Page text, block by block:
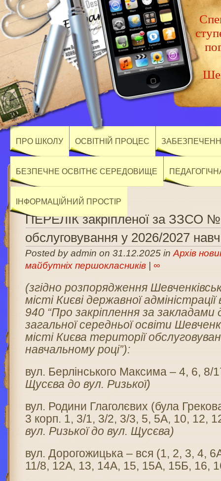
ПРО ШКОЛУ ОСВІТНІЙ ПРОЦЕС
БЕЗПЕЧНЕ ОСВІТНЄ СЕРЕДОВИЩЕ
ІНФОРМАЦІЙНИЙ ПРОСТІР
ПЕРЕЛІК закріпленої за ЗЗСО
обслуговування у 2026/2027
Posted by admin on 31.12.2025 inАрхів
майбутніх першокласників
∞
(згідно розпорядження
місті Києві державної
940 “Про закріплення за закладами
загальної середньої освіти
місті Києва території
навчальному році”):
вул. Берлінського Максима – 4, 6, 8/
Щусєва до вул. Ризької)
вул. Родини Глаголєвих (була
3 корп. 1, 3/1, 3/2, 3/3, 5, 5А, 10, 12,
вул. Ризької до вул. Щусєва)
вул. Дорогожицька – вся (1, 2, 3, 4,
11/8, 12А, 13, 14А, 15, 15А, 15Б, 16,